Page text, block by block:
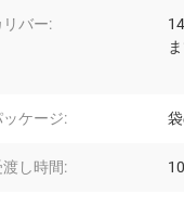
リバー:
ッケージ:
渡し時間: